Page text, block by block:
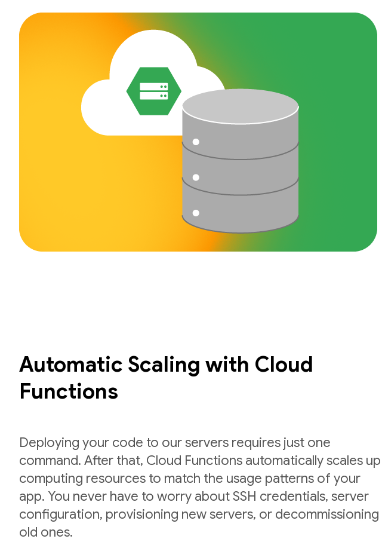
Automatic Scaling with Cloud
Functions
Deploying your code to our servers requires just one
command. After that, Cloud Functions automatically scales up
computing resources to match the usage patterns of your
app. You never have to worry about SSH credentials, server
configuration, provisioning new servers, or decommissioning
old ones.